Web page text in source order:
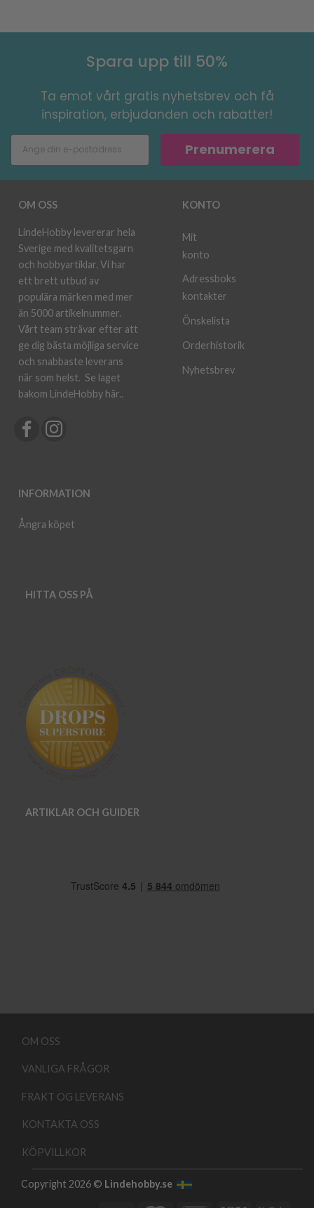
Spara upp till 50%
Ta emot vårt gratis nyhetsbrev och få
inspiration, erbjudanden och rabatter!
Prenumerera
OM OSS
LindeHobby levererar hela
Sverige med kvalitetsgarn
och hobbyartiklar. Vi har
ett brett utbud av
populära märken med mer
än 5000 artikelnummer.
Vårt team strävar efter att
ge dig bästa möjliga service
och snabbaste leverans
när som helst. Se laget
bakom LindeHobby här..
INFORMATION
Ångra köpet
KONTO
Mit
konto
Adressboks
kontakter
Önskelista
Orderhistorik
Nyhetsbrev
HITTA OSS PÅ
ARTIKLAR OCH GUIDER
OM OSS
VANLIGA FRÅGOR
FRAKT OG LEVERANS
KONTAKTA OSS
KÖPVILLKOR
Copyright 2026 © Lindehobby.se